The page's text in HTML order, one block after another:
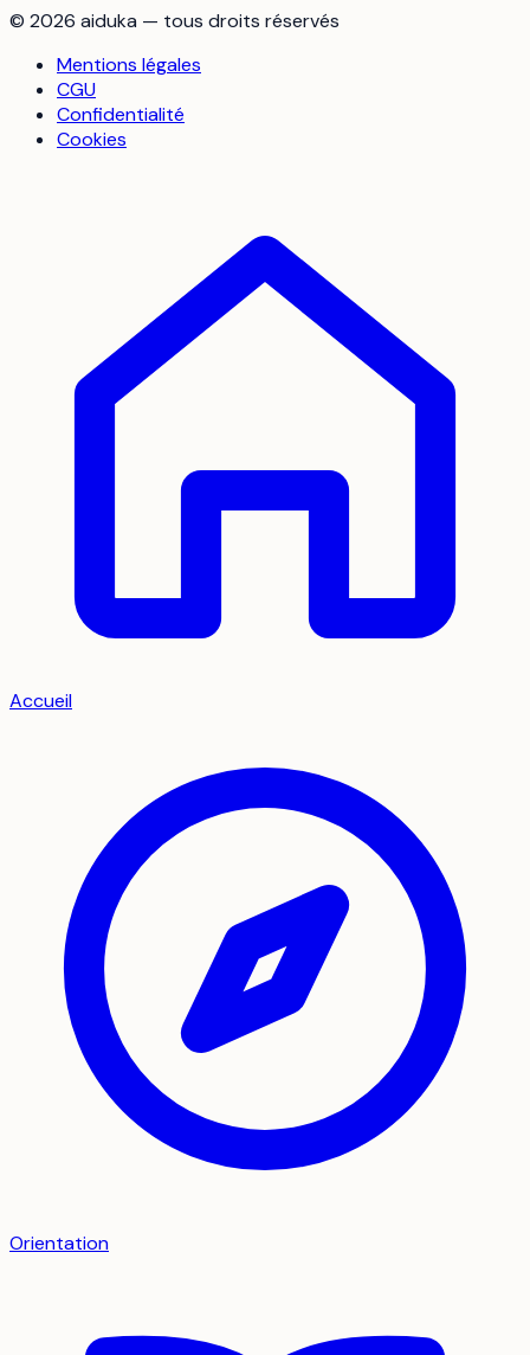
© 2026 aiduka — tous droits réservés
Mentions légales
CGU
Confidentialité
Cookies
Accueil
Orientation